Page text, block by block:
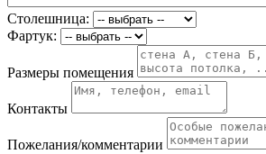
Столешница:
Фартук:
Размеры помещения
Контакты
Пожелания/комментарии